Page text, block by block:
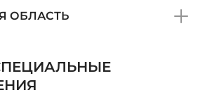
ОБЛАСТЬ